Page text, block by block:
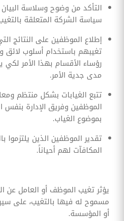
التأكد من وضوح وسلاسة
سياسة الشركة المتعلقة
إطلاع الموظفين على النتائج
تغيبهم باستخدام أسلوب لائق
رؤساء الأقسام بهذا الأمر
مدى جدية الأمر.
تتبع الغيابات بشكل منتظم
الموظفين وفريق الإدارة بنفس
بموضوع الغياب.
تقدير الموظفين الذين يلتزموا
المكافآت لهم أحياناً.
يؤثر تغيب الموظف أو العامل عن
مسموح له فيها بالتغيب، على
أو المؤسسة.